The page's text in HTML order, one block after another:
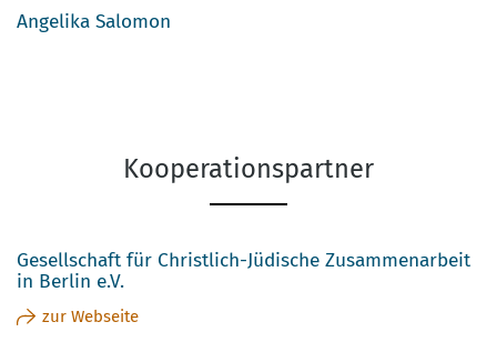
Angelika Salomon
Kooperationspartner
Gesellschaft für Christlich-Jüdische Zusammenarbeit
in Berlin e.V.
zur Webseite